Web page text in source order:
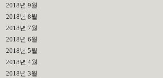
2018년 9월
2018년 8월
2018년 7월
2018년 6월
2018년 5월
2018년 4월
2018년 3월